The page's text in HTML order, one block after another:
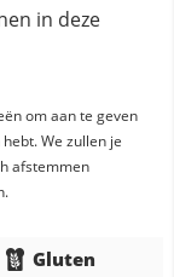
in deze
om aan te geven
We zullen je
afstemmen
Gluten